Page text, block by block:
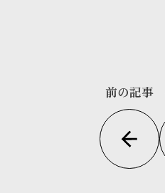
前の記事